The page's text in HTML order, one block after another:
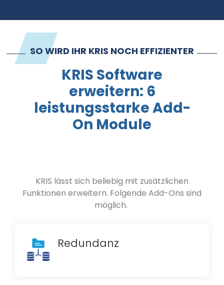
Kontakt
Impressum
SO WIRD IHR KRIS NOCH EFFIZIENTER
KRIS Software
erweitern: 6
leistungsstarke Add-
On Module
KRIS lässt sich beliebig mit zusätzlichen
Funktionen erweitern. Folgende Add-Ons sind
möglich.
Redundanz